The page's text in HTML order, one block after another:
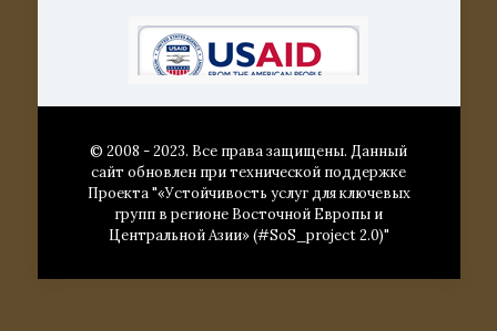
© 2008 - 2023. Все права защищены. Данный
сайт обновлен при технической поддержке
Проекта "«Устойчивость услуг для ключевых
групп в регионе Восточной Европы и
Центральной Азии» (#SoS_project 2.0)"